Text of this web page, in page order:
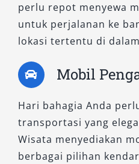
Jika Anda ingin lebih
Surabaya lepas kunci.
familiar dengan rute
lebih santai,
bisa menjadi pilihan
6. Pahami Syarat
Sewa
perlu repot menyewa
untuk perjalanan ke
lokasi tertentu di
Mobil
Hari bahagia Anda
transportasi yang
Wisata menyediakan
berbagai pilihan